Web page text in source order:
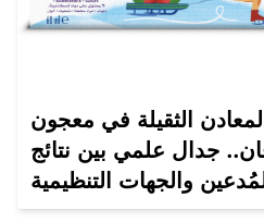
الثقيلة في معجون
جدال علمي بين نتائج
والجهات التنظيمية